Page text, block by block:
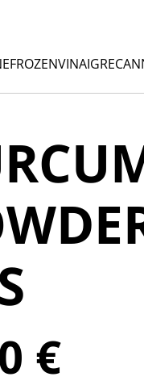
FROZENVINAIGRE
€